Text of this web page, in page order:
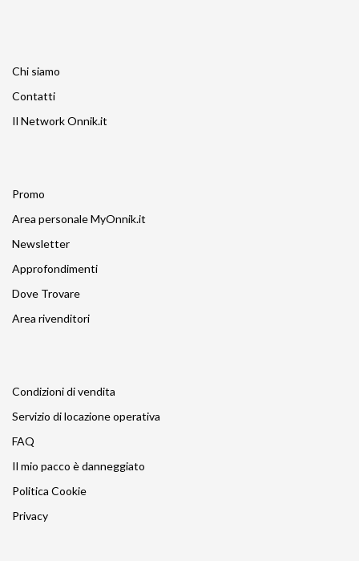
Chi siamo
Contatti
Il Network Onnik.it
Promo
Area personale MyOnnik.it
Newsletter
Approfondimenti
Dove Trovare
Area rivenditori
Condizioni di vendita
Servizio di locazione operativa
FAQ
Il mio pacco è danneggiato
Politica Cookie
Privacy